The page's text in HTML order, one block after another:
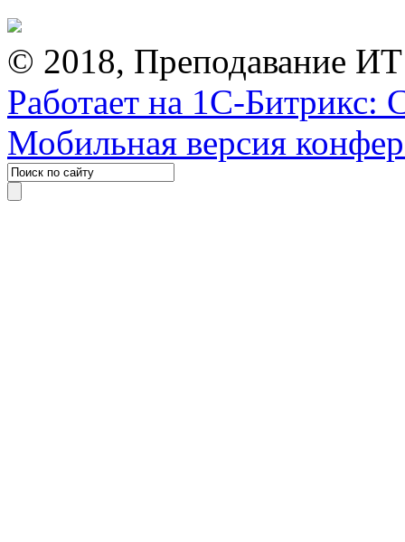
© 2018, Преподавание
Работает на 1С-Битрикс:
Мобильная версия